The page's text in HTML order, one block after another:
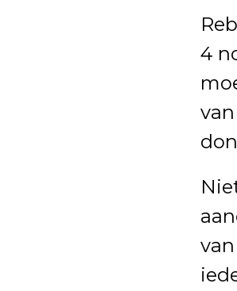
4